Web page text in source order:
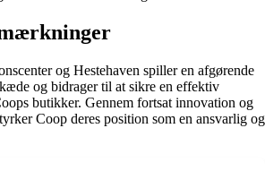
og Hestehaven spiller en afgørende
og bidrager til at sikre en effektiv
butikker. Gennem fortsat innovation og
Coop deres position som en ansvarlig og